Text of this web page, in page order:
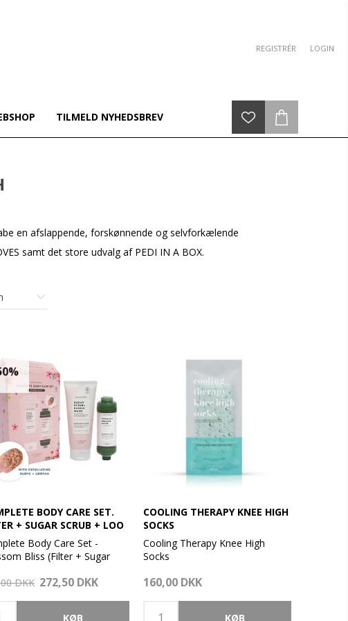
REGISTRÉR LOGIN
TILMELD NYHEDSBREV
en afslappende, forskønnende og selvforkælende
samt det store udvalg af PEDI IN A BOX.
BODY CARE SET.
+ SUGAR SCRUB + LOO
Body Care Set -
Bliss (Filter + Sugar
DKK 272,50 DKK
COOLING THERAPY KNEE HIGH
SOCKS
Cooling Therapy Knee High
Socks
Oplev en ismassage uden is! Få
160,00 DKK